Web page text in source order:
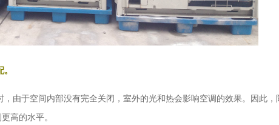
由于空间内部没有完全关闭，室外的光和热会影响空调的效果。因此，
高的水平。